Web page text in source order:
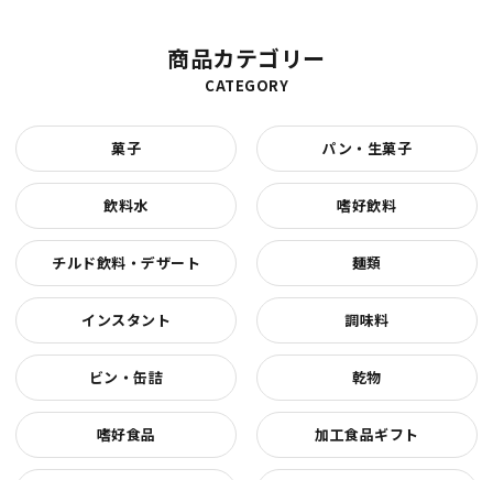
商品カテゴリー
CATEGORY
菓子 パン・生菓子
飲料水 嗜好飲料
チルド飲料・デザート 麺類
インスタント 調味料
ビン・缶詰 乾物
嗜好食品 加工食品ギフト